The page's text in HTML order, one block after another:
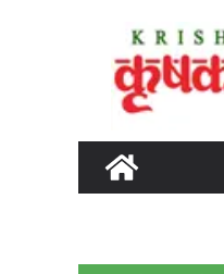
content